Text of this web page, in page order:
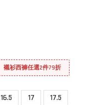
襯衫西褲任選2件79折
16.5 17 17.5